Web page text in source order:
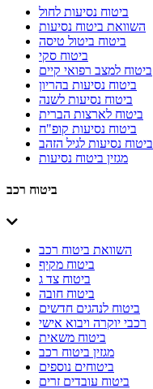
ביטוח נסיעות לחול
השוואת ביטוח נסיעות
ביטוח ביטול טיסה
ביטוח סקי
ביטוח למצב רפואי קיים
ביטוח נסיעות בהריון
ביטוח נסיעות לשנה
ביטוח לארצות הברית
ביטוח נסיעות קופ"ח
ביטוח נסיעות לגיל הזהב
מגזין ביטוח נסיעות
ביטוח רכב
השוואת ביטוח רכב
ביטוח מקיף
ביטוח צד ג
ביטוח חובה
ביטוח לנהגים חדשים
רכבי יוקרה ויבוא אישי
ביטוח משאית
מגזין ביטוח רכב
ביטוחים נוספים
ביטוח עובדים זרים